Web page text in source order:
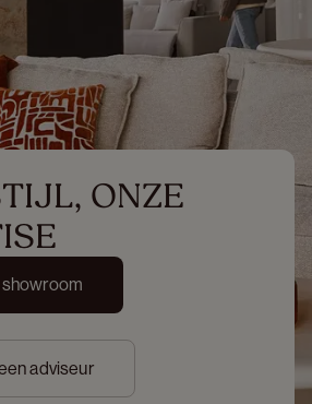
ONZE
adviseur